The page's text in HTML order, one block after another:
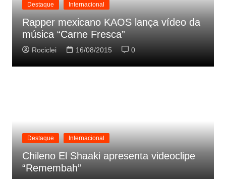
Destaque Internacional
Rapper mexicano KAOS lança vídeo da
música “Carne Fresca”
Rociclei 16/08/2015 0
Destaque Internacional
Chileno El Shaaki apresenta videoclipe
“Remembah”